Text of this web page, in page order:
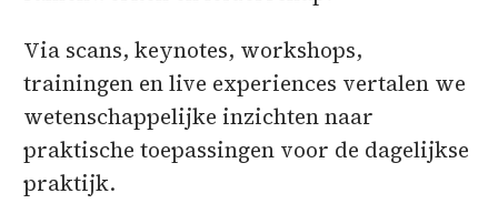
Via scans, keynotes, workshops,
trainingen en live experiences vertalen we
wetenschappelijke inzichten naar
praktische toepassingen voor de dagelijkse
praktijk.